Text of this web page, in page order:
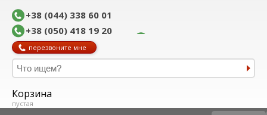
+38 (044) 338 60 01
+38 (050) 418 19 20
перезвоните мне
Корзина
пустая